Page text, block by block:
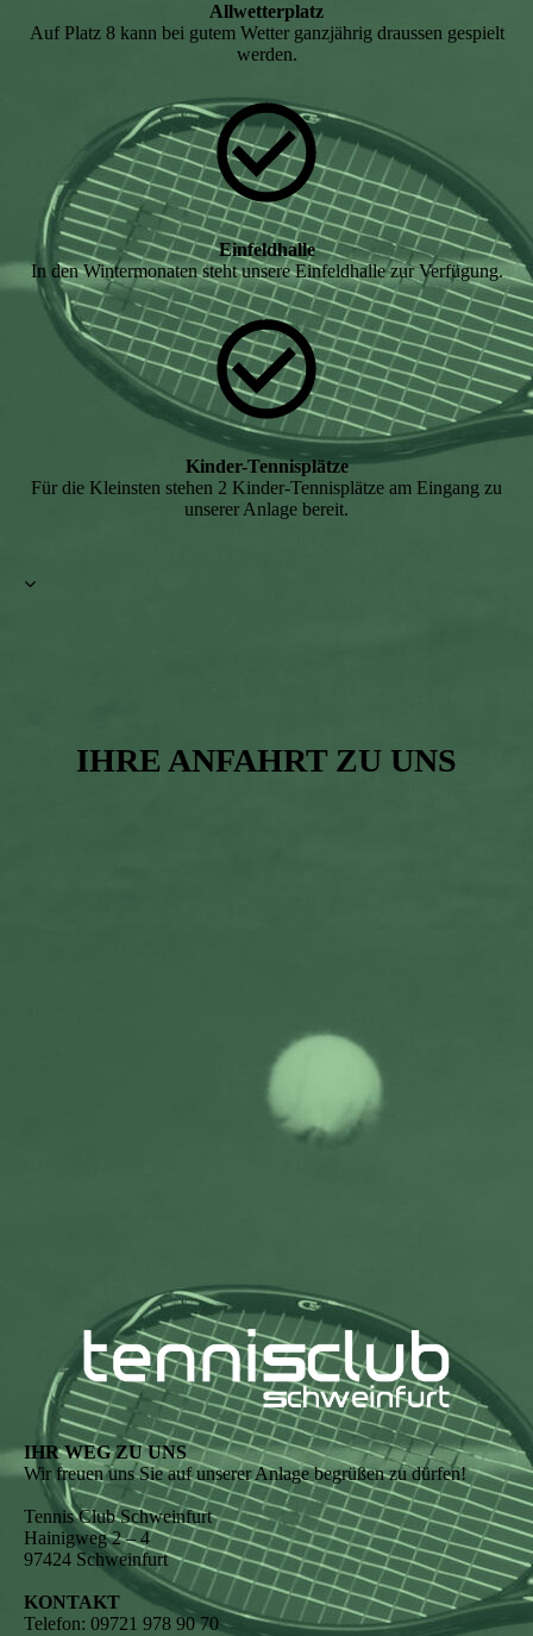
Allwetterplatz
Auf Platz 8 kann bei gutem Wetter ganzjährig draussen gespielt
werden.
Einfeldhalle
In den Wintermonaten steht unsere Einfeldhalle zur Verfügung.
Kinder-Tennisplätze
Für die Kleinsten stehen 2 Kinder-Tennisplätze am Eingang zu
unserer Anlage bereit.
IHRE ANFAHRT ZU UNS
IHR WEG ZU UNS
Wir freuen uns Sie auf unserer Anlage begrüßen zu dürfen!
Tennis Club Schweinfurt
Hainigweg 2 – 4
97424 Schweinfurt
KONTAKT
Telefon: 09721 978 90 70